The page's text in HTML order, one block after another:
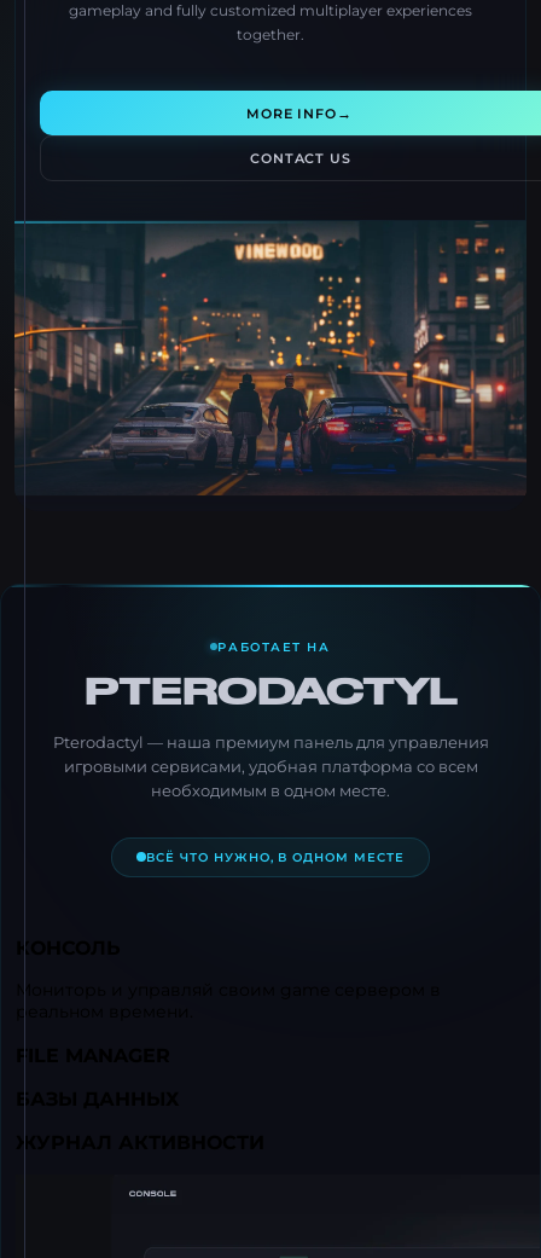
gameplay and fully customized multiplayer experiences
together.
MORE INFO →
CONTACT US
РАБОТАЕТ НА
PTERODACTYL
Pterodactyl — наша премиум панель для управления
игровыми сервисами, удобная платформа со всем
необходимым в одном месте.
ВСЁ ЧТО НУЖНО, В ОДНОМ МЕСТЕ